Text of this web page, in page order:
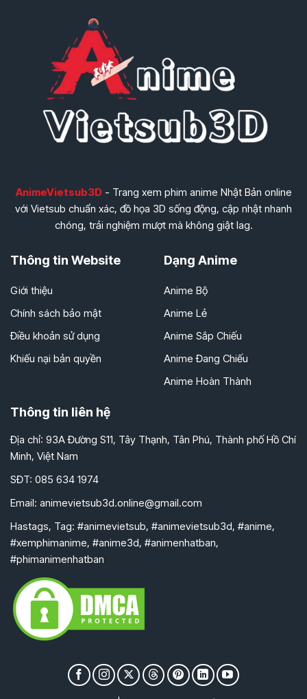
AnimeVietsub3D- Trang xem phim anime Nhật Bản online
với Vietsub chuẩn xác, đồ họa 3D sống động, cập nhật nhanh
chóng, trải nghiệm mượt mà không giật lag.
Thông tin Website
Giới thiệu
Chính sách bảo mật
Điều khoản sử dụng
Khiếu nại bản quyền
Dạng Anime
Anime Bộ
Anime Lẻ
Anime Sắp Chiếu
Anime Đang Chiếu
Anime Hoàn Thành
Thông tin liên hệ
Địa chỉ: 93A Đường S11, Tây Thạnh, Tân Phú, Thành phố Hồ Chí
Minh, Việt Nam
SĐT: 085 634 1974
Email: animevietsub3d.online@gmail.com
Hastags, Tag: #animevietsub, #animevietsub3d, #anime,
#xemphimanime, #anime3d, #animenhatban,
#phimanimenhatban